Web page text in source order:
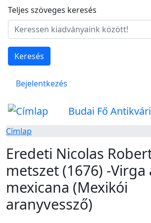
Ugrás a tartalomra
Teljes szöveges keresés
Keresés
Felhasználói fiók menüje
Bejelentkezés
Budai Fő
Címlap
Eredeti Nicolas
metszet (1676) -Virga
mexicana (Mexikói
aranyvessző)